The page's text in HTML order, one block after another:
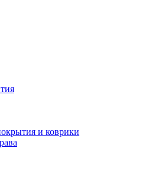
и коврики